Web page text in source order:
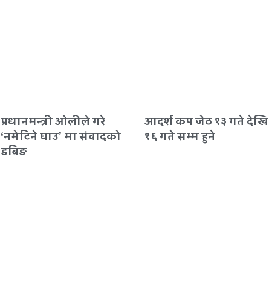
प्रधानमन्त्री ओलीले गरे
‘नमेटिने घाउ’ मा संवादको
डबिङ
आदर्श कप जेठ १३ गते देखि
१६ गते सम्म हुने